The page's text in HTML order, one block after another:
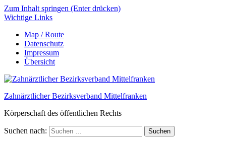
Zum Inhalt springen (Enter drücken)
Wichtige Links
Map / Route
Datenschutz
Impressum
Übersicht
Zahnärztlicher Bezirksverband Mittelfranken
Körperschaft des öffentlichen Rechts
Suchen nach: